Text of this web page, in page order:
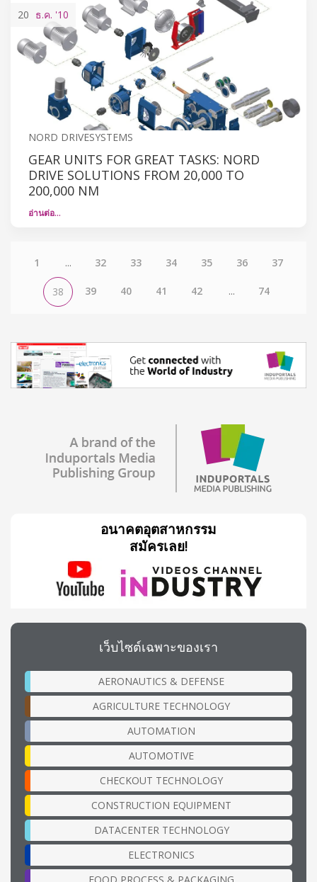
20 ธ.ค. '10
NORD DRIVESYSTEMS
GEAR UNITS FOR GREAT TASKS: NORD
DRIVE SOLUTIONS FROM 20,000 TO
200,000 NM
อ่านต่อ…
1 ... 32 33 34 35 36 37
38 39 40 41 42 ... 74
อนาคตอุตสาหกรรม
สมัครเลย!
เว็บไซต์เฉพาะของเรา
AERONAUTICS & DEFENSE
AGRICULTURE TECHNOLOGY
AUTOMATION
AUTOMOTIVE
CHECKOUT TECHNOLOGY
CONSTRUCTION EQUIPMENT
DATACENTER TECHNOLOGY
ELECTRONICS